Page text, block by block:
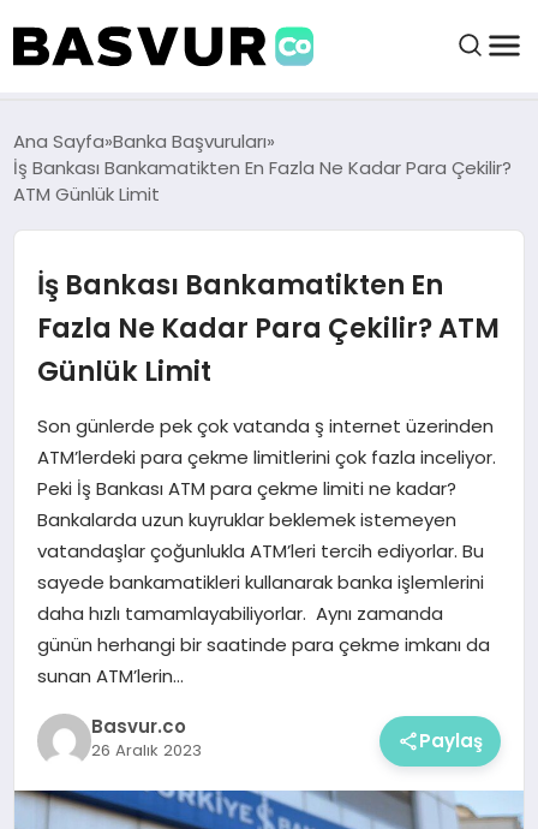
BAŞVURULAR
BAYILIKLER
HABERLER
KRIPTO HABER
Ana Sayfa Banka Başvuruları
İş Bankası Bankamatikten En Fazla Ne Kadar Para Çekilir?
ATM Günlük Limit
İş Bankası Bankamatikten En
Fazla Ne Kadar Para Çekilir? ATM
Günlük Limit
Son günlerde pek çok vatanda ş internet üzerinden
ATM’lerdeki para çekme limitlerini çok fazla inceliyor.
Peki İş Bankası ATM para çekme limiti ne kadar?
Bankalarda uzun kuyruklar beklemek istemeyen
vatandaşlar çoğunlukla ATM’leri tercih ediyorlar. Bu
sayede bankamatikleri kullanarak banka işlemlerini
daha hızlı tamamlayabiliyorlar. Aynı zamanda
günün herhangi bir saatinde para çekme imkanı da
sunan ATM’lerin…
Basvur.co
26 Aralık 2023 Paylaş